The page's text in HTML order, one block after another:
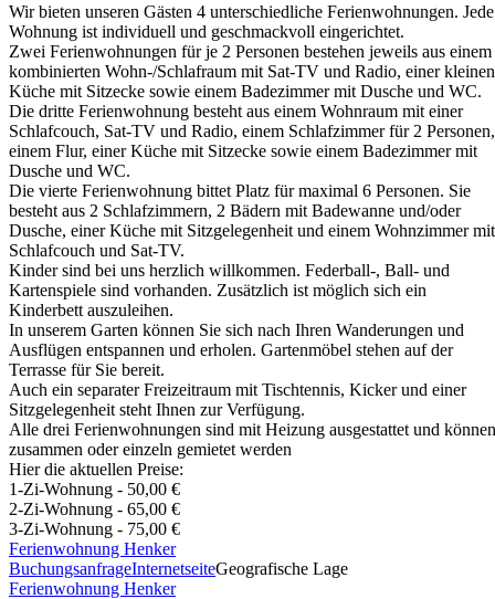
Wir bieten unseren Gästen 4 unterschiedliche Ferienwohnungen. Jede
Wohnung ist individuell und geschmackvoll eingerichtet.
Zwei Ferienwohnungen für je 2 Personen bestehen jeweils aus einem
kombinierten Wohn-/Schlafraum mit Sat-TV und Radio, einer kleinen
Küche mit Sitzecke sowie einem Badezimmer mit Dusche und WC.
Die dritte Ferienwohnung besteht aus einem Wohnraum mit einer
Schlafcouch, Sat-TV und Radio, einem Schlafzimmer für 2 Personen,
einem Flur, einer Küche mit Sitzecke sowie einem Badezimmer mit
Dusche und WC.
Die vierte Ferienwohnung bittet Platz für maximal 6 Personen. Sie
besteht aus 2 Schlafzimmern, 2 Bädern mit Badewanne und/oder
Dusche, einer Küche mit Sitzgelegenheit und einem Wohnzimmer mit
Schlafcouch und Sat-TV.
Kinder sind bei uns herzlich willkommen. Federball-, Ball- und
Kartenspiele sind vorhanden. Zusätzlich ist möglich sich ein
Kinderbett auszuleihen.
In unserem Garten können Sie sich nach Ihren Wanderungen und
Ausflügen entspannen und erholen. Gartenmöbel stehen auf der
Terrasse für Sie bereit.
Auch ein separater Freizeitraum mit Tischtennis, Kicker und einer
Sitzgelegenheit steht Ihnen zur Verfügung.
Alle drei Ferienwohnungen sind mit Heizung ausgestattet und können
zusammen oder einzeln gemietet werden
Hier die aktuellen Preise:
1-Zi-Wohnung - 50,00 €
2-Zi-Wohnung - 65,00 €
3-Zi-Wohnung - 75,00 €
Ferienwohnung Henker
BuchungsanfrageInternetseiteGeografische Lage
Ferienwohnung Henker